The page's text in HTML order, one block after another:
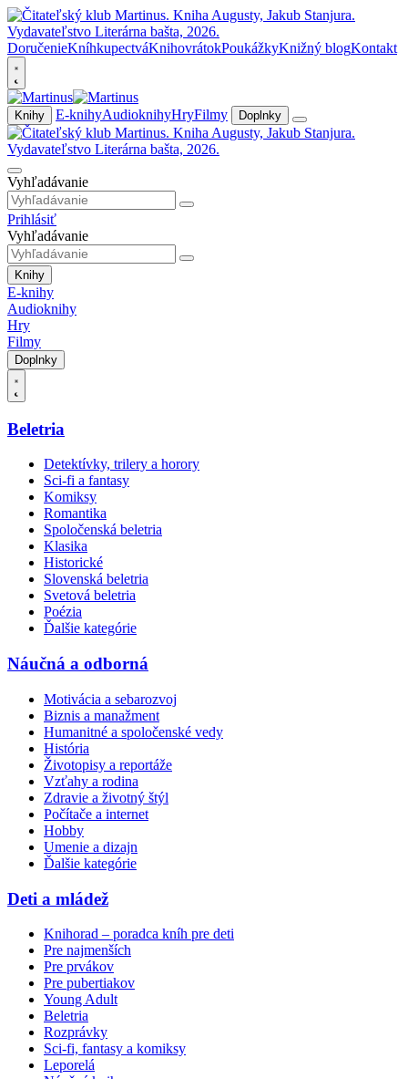
DoručenieKníhkupectváKnihovrátokPoukážkyKnižný blogKontakt
Knihy E-knihyAudioknihyHryFilmy Doplnky
Vyhľadávanie
Prihlásiť
Vyhľadávanie
Knihy
E-knihy
Audioknihy
Hry
Filmy
Doplnky
Beletria
Detektívky, trilery a horory
Sci-fi a fantasy
Komiksy
Romantika
Spoločenská beletria
Klasika
Historické
Slovenská beletria
Svetová beletria
Poézia
Ďalšie kategórie
Náučná a odborná
Motivácia a sebarozvoj
Biznis a manažment
Humanitné a spoločenské vedy
História
Životopisy a reportáže
Vzťahy a rodina
Zdravie a životný štýl
Počítače a internet
Hobby
Umenie a dizajn
Ďalšie kategórie
Deti a mládež
Knihorad – poradca kníh pre deti
Pre najmenších
Pre prvákov
Pre pubertiakov
Young Adult
Beletria
Rozprávky
Sci-fi, fantasy a komiksy
Leporelá